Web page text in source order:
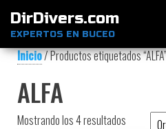
DirDivers.com
EXPERTOS EN BUCEO
Inicio/ Productos etiquetados
ALFA
Mostrando los 4 resultados